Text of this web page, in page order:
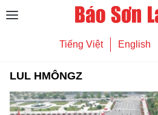
Tiếng Việt English
LUL HMÔNGZ